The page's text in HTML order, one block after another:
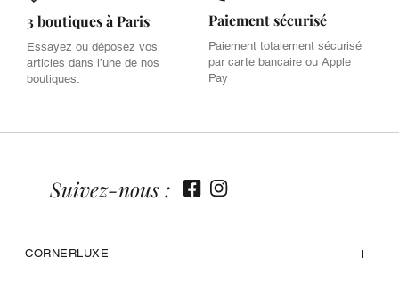
3 boutiques à Paris
Essayez ou déposez vos
articles dans l’une de nos
boutiques.
Paiement sécurisé
Paiement totalement sécurisé
par carte bancaire ou Apple
Pay
CORNERLUXE
Suivez-nous :